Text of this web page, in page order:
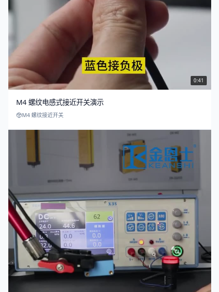
0:41
M4 螺纹电感式接近开关演示
M4 螺纹接近开关